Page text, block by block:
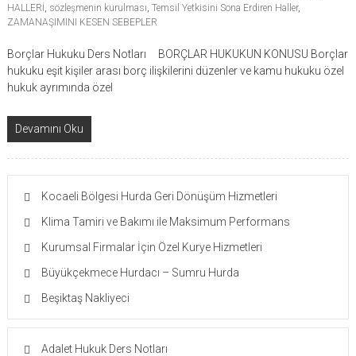
HALLERİ, sözleşmenin kurulması, Temsil Yetkisini Sona Erdiren Haller,
ZAMANAŞIMINI KESEN SEBEPLER
Borçlar Hukuku Ders Notları BORÇLAR HUKUKUN KONUSU Borçlar
hukuku eşit kişiler arası borç ilişkilerini düzenler ve kamu hukuku özel
hukuk ayrımında özel
Devamını Oku
Kocaeli Bölgesi Hurda Geri Dönüşüm Hizmetleri
Klima Tamiri ve Bakımı ile Maksimum Performans
Kurumsal Firmalar İçin Özel Kurye Hizmetleri
Büyükçekmece Hurdacı – Sumru Hurda
Beşiktaş Nakliyeci
Adalet Hukuk Ders Notları